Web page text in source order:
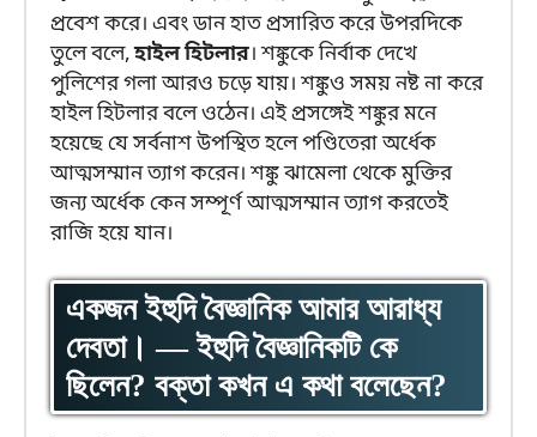
প্রবেশ করে। এবং ডান হাত প্রসারিত করে উপরদিকে
তুলে বলে,হাইল হিটলার। শঙ্কুকে নির্বাক দেখে
পুলিশের গলা আরও চড়ে যায়। শঙ্কুও সময় নষ্ট না করে
হাইল হিটলার বলে ওঠেন। এই প্রসঙ্গেই শঙ্কুর মনে
হয়েছে যে সর্বনাশ উপস্থিত হলে পণ্ডিতেরা অর্ধেক
আত্মসম্মান ত্যাগ করেন। শঙ্কু ঝামেলা থেকে মুক্তির
জন্য অর্ধেক কেন সম্পূর্ণ আত্মসম্মান ত্যাগ করতেই
রাজি হয়ে যান।
একজন ইহুদি বৈজ্ঞানিক আমার আরাধ্য
দেবতা। — ইহুদি বৈজ্ঞানিকটি কে
ছিলেন? বক্তা কখন এ কথা বলেছেন?